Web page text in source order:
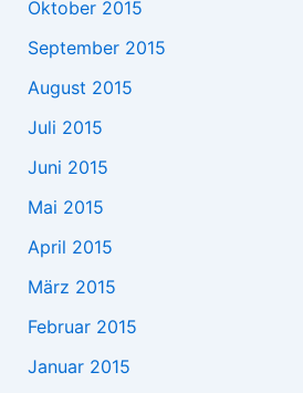
Oktober 2015
September 2015
August 2015
Juli 2015
Juni 2015
Mai 2015
April 2015
März 2015
Februar 2015
Januar 2015